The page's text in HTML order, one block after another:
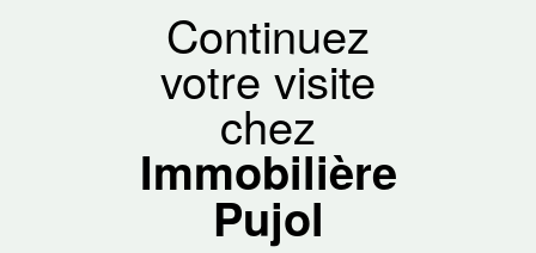
Continuez
votre visite
chez
Immobilière
Pujol